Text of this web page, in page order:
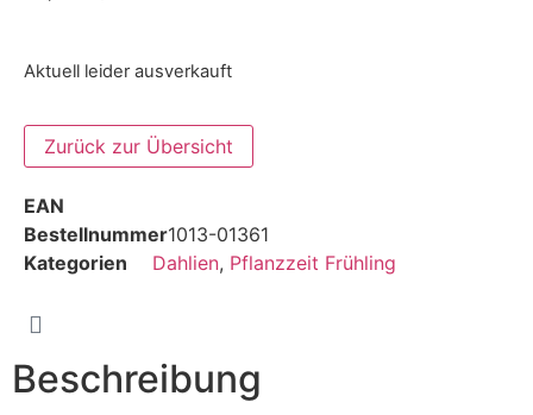
Aktuell leider ausverkauft
EAN
Bestellnummer1013-01361
Kategorien
Dahlien, Pflanzzeit Frühling
Beschreibung